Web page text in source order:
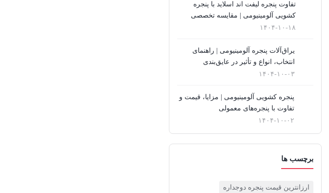
در آلمینیوم
شیشه سکوریت
شیشه ضدگلوله
(10)
قیمت توری پلیسه
تفاوت پنجره لیفت اند اسلاید با پنجره
کشویی آلومینیومی | مقایسه تخصصی
۱۴۰۴-۱۰-۱۸
یراق‌آلات پنجره آلومینیومی | راهنمای
انتخاب، انواع و تأثیر در عایق‌بندی
۱۴۰۴-۱۰-۰۳
پنجره کشویی آلومینیومی | مزایا، قیمت و
تفاوت با پنجره‌های معمولی
۱۴۰۴-۱۰-۰۲
برچسب ها
ارزانترین قیمت پنجره دوجداره